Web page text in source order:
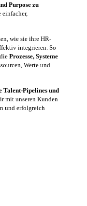
Purpose zu
wie sie ihre HR-
integrieren. So
Prozesse, Systeme
Werte und
Talent-Pipelines und
mit unseren Kunden
und erfolgreich